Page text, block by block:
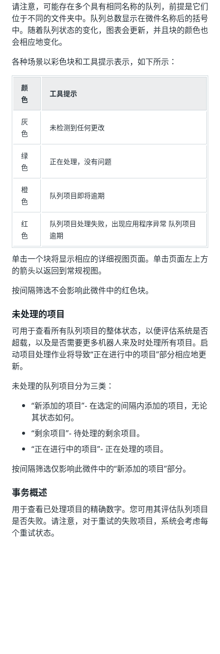
请注意，可能存在多个具有相同名称的队列，前提是它们
位于不同的文件夹中。队列总数显示在微件名称后的括号
中。随着队列状态的变化，图表会更新，并且块的颜色也
会相应地变化。
各种场景以彩色块和工具提示表示，如下所示：
颜
色
工具提示
灰
色
未检测到任何更改
绿
色
正在处理，没有问题
橙
色
队列项目即将逾期
红
色
队列项目处理失败，出现应用程序异常 队列项目
逾期
单击一个块将显示相应的详细视图页面。单击页面左上方
的箭头以返回到常规视图。
按间隔筛选不会影响此微件中的红色块。
未处理的项目
可用于查看所有队列项目的整体状态，以便评估系统是否
超载，以及是否需要更多机器人来及时处理所有项目。启
动项目处理作业将导致“正在进行中的项目”部分相应地更
新。
未处理的队列项目分为三类：
“新添加的项目”- 在选定的间隔内添加的项目，无论
其状态如何。
“剩余项目”- 待处理的剩余项目。
“正在进行中的项目”- 正在处理的项目。
按间隔筛选仅影响此微件中的“新添加的项目”部分。
事务概述
用于查看已处理项目的精确数字。您可用其评估队列项目
是否失败。请注意，对于重试的失败项目，系统会考虑每
个重试状态。